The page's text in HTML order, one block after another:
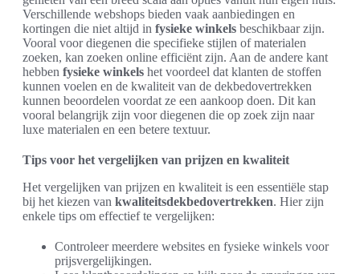
Verschillende webshops bieden vaak aanbiedingen en
kortingen die niet altijd in fysieke winkels beschikbaar zijn.
Vooral voor diegenen die specifieke stijlen of materialen
zoeken, kan zoeken online efficiënt zijn. Aan de andere kant
hebben fysieke winkels het voordeel dat klanten de stoffen
kunnen voelen en de kwaliteit van de dekbedovertrekken
kunnen beoordelen voordat ze een aankoop doen. Dit kan
vooral belangrijk zijn voor diegenen die op zoek zijn naar
luxe materialen en een betere textuur.
Tips voor het vergelijken van prijzen en kwaliteit
Het vergelijken van prijzen en kwaliteit is een essentiële stap
bij het kiezen van kwaliteitsdekbedovertrekken. Hier zijn
enkele tips om effectief te vergelijken:
Controleer meerdere websites en fysieke winkels voor
prijsvergelijkingen.